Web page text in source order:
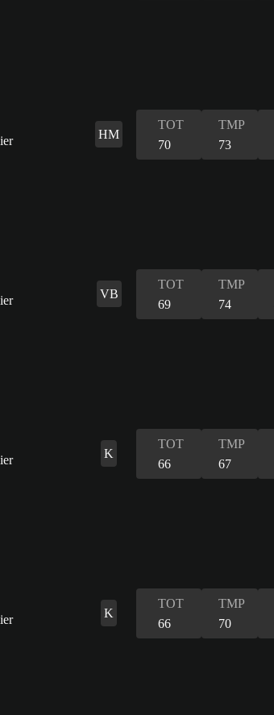
HM
TOT
70
TMP
73
VB
TOT
69
TMP
74
K
TOT
66
TMP
67
K
TOT
66
TMP
70